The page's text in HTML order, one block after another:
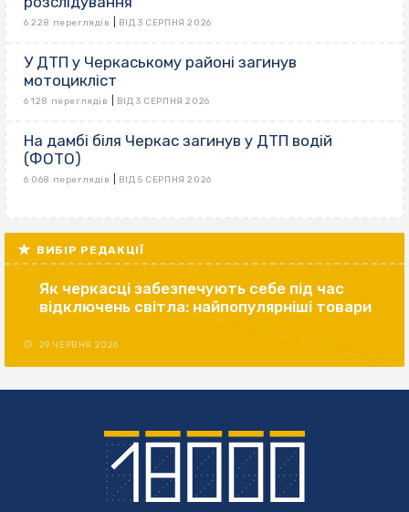
6 228 переглядів ВІД 3 СЕРПНЯ 2026
У ДТП у Черкаському районі загинув
мотоцикліст
6 128 переглядів ВІД 3 СЕРПНЯ 2026
На дамбі біля Черкас загинув у ДТП водій
(ФОТО)
6 068 переглядів ВІД 5 СЕРПНЯ 2026
ВИБІР РЕДАКЦІЇ
Як черкасці забезпечують себе під час
відключень світла: найпопулярніші товари
29 ЧЕРВНЯ 2026